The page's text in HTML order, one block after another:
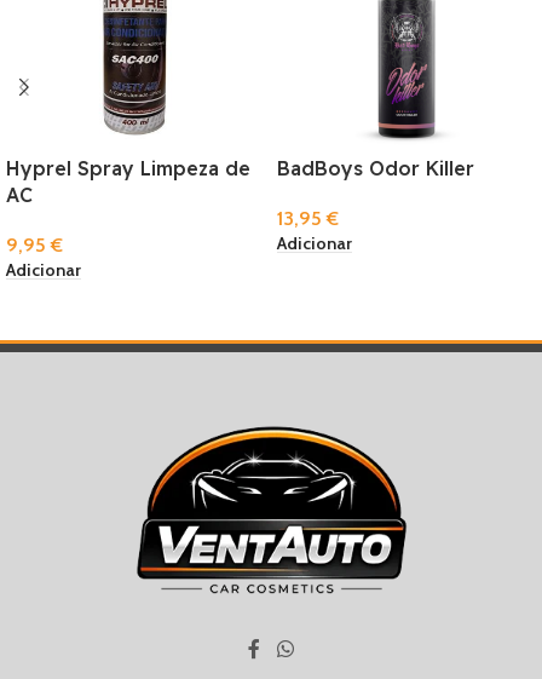
Hyprel Spray Limpeza de
AC
9,95€
Adicionar
BadBoys Odor Killer
13,95€
Adicionar